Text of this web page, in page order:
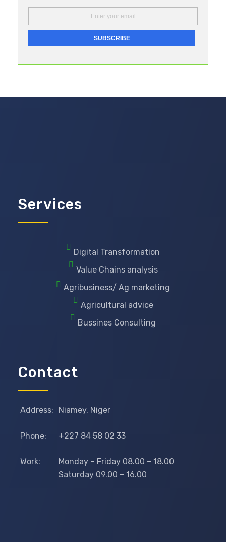
Services
Digital Transformation
Value Chains analysis
Agribusiness/ Ag marketing
Agricultural advice
Bussines Consulting
Contact
Address: Niamey, Niger
Phone: +227 84 58 02 33
Work:
Monday – Friday 08.00 – 18.00
Saturday 09.00 – 16.00